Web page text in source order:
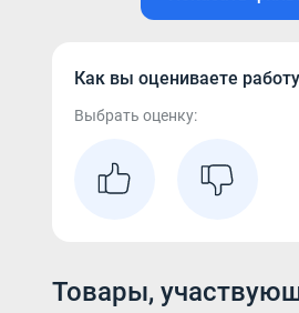
Как вы оцениваете
Выбрать оценку:
Товары,